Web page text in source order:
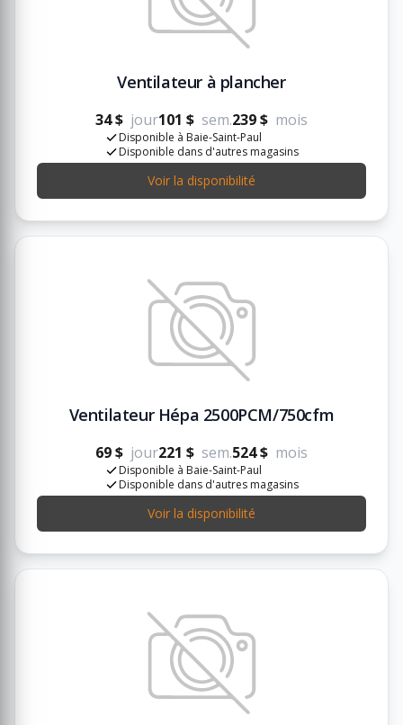
Ventilateur à plancher
34 $ jour101 $ sem.239 $ mois
Disponible à Baie-Saint-Paul
Disponible dans d'autres magasins
Voir la disponibilité
Ventilateur Hépa 2500PCM/750cfm
69 $ jour221 $ sem.524 $ mois
Disponible à Baie-Saint-Paul
Disponible dans d'autres magasins
Voir la disponibilité